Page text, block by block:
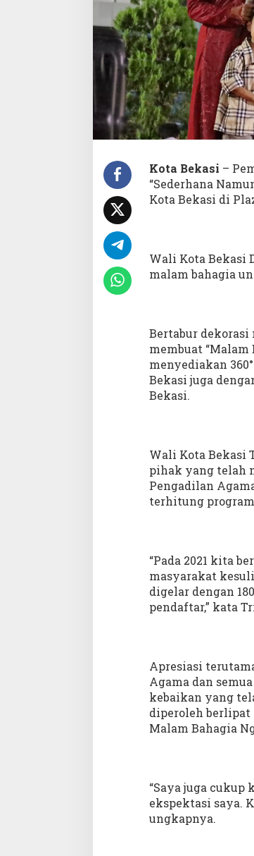
g
i
a
P
e
n
g
a
n
t
i
B
a
g
a
s
n
I
s
b
a
h
2
0
2
Kota Bekasi –
“Sederhana
Kota Bekasi di
Wali Kota Bekasi
malam bahagia
Bertabur
membuat “Malam
menyediakan
Bekasi juga
Bekasi.
Wali Kota Bekasi
pihak yang telah
Pengadilan
terhitung
“Pada 2021 kita
masyarakat
digelar dengan
pendaftar,” kata
Apresiasi
Agama dan
kebaikan yang
diperoleh berlipat
Malam Bahagia
“Saya juga
ekspektasi saya.
ungkapnya.